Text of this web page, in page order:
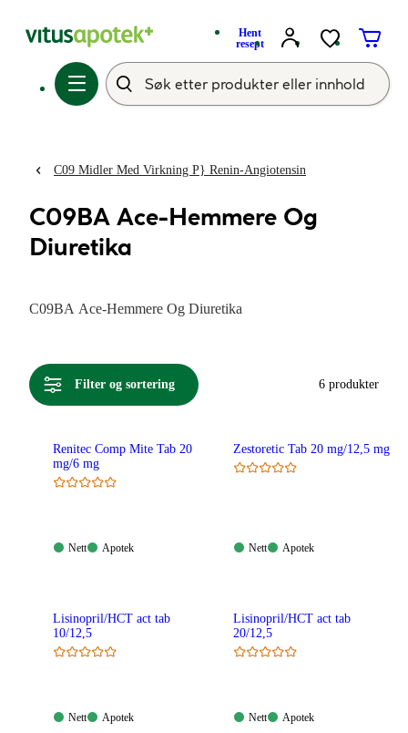
Hent
resept
C09 Midler Med Virkning P} Renin-Angiotensin
C09BA Ace-Hemmere Og
Diuretika
C09BA Ace-Hemmere Og Diuretika
Filter og sortering 6 produkter
Renitec Comp Mite Tab 20
mg/6 mg
Nett:
Nett
Apotek:
Apotek
Zestoretic Tab 20 mg/12,5 mg
Nett:
Nett
Apotek:
Apotek
Lisinopril/HCT act tab
10/12,5
Nett:
Nett
Apotek:
Apotek
Lisinopril/HCT act tab
20/12,5
Nett:
Nett
Apotek:
Apotek